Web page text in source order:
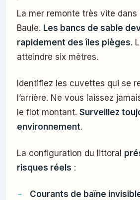
La mer remonte très vite dans
Baule. Les bancs de sable
rapidement des îles pièges.
atteindre six mètres.
Identifiez les cuvettes qui se
l’arrière. Ne vous laissez
le flot montant. Surveillez
environnement.
La configuration du littoral
risques réels :
Courants de baïne